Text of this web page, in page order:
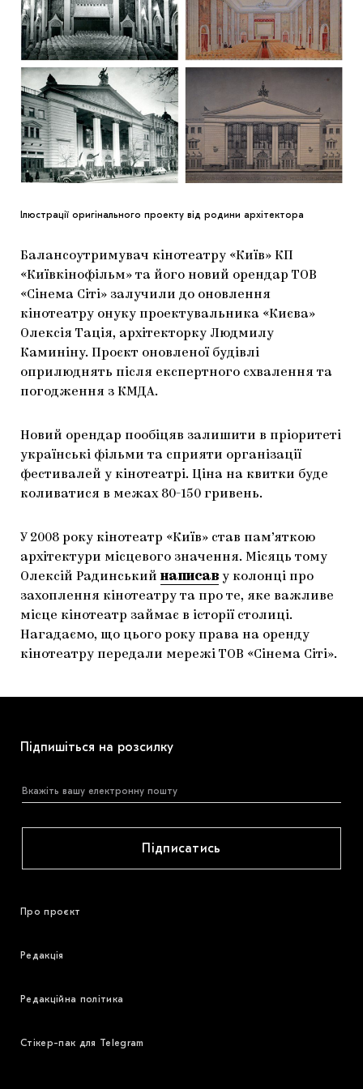
ГАЛЕРЕЇ
АРТЦЕНТРИ
КНИЖКИ І ЖУРНАЛИ
ЯК ПІДТРИМУВАТИ УКРАЇНСЬКЕ МИСТЕЦТВО
МАРІУПОЛЬСЬКІ МАРГІНАЛІЇ
CARPATHIAN CULT ПРО РІЗДВЯНІ СВЯТА
Ілюстрації оригінального проекту від родини архітектора
Балансоутримувач кінотеатру «Київ» КП
«Київкінофільм» та його новий орендар ТОВ
«Сінема Сіті» залучили до оновлення
кінотеатру онуку проектувальника «Києва»
Олексія Тація, архітекторку Людмилу
Каминіну. Проєкт оновленої будівлі
оприлюднять після експертного схвалення та
погодження з КМДА.
Новий орендар пообіцяв залишити в пріоритеті
українські фільми та сприяти організації
фестивалей у кінотеатрі. Ціна на квитки буде
коливатися в межах 80-150 гривень.
У 2008 року кінотеатр «Київ» став пам’яткою
архітектури місцевого значення. Місяць тому
Олексій Радинський написав у колонці про
захоплення кінотеатру та про те, яке важливе
місце кінотеатр займає в історії столиці.
Нагадаємо, що цього року права на оренду
кінотеатру передали мережі ТОВ «Сінема Сіті».
Підпишіться на розсилку
Підписатись
Про проєкт
Редакція
Редакційна політика
Стікер-пак для Telegram